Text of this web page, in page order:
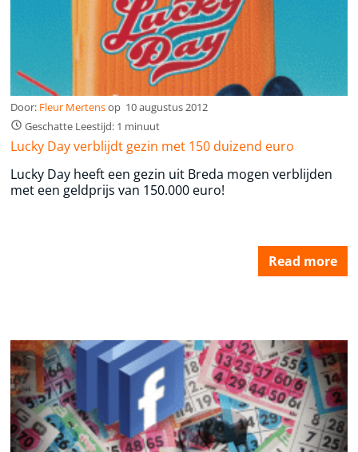
Door: Fleur Mertensop 10 augustus 2012
Geschatte Leestijd: 1 minuut
Lucky Day verblijdt gezin met 150 duizend euro
Lucky Day heeft een gezin uit Breda mogen verblijden
met een geldprijs van 150.000 euro!
Read more